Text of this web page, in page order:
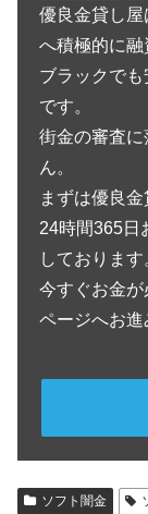
優良金貸し
へ積極的に融
ブラックで
です。
街金の審査
ん。
まずは優良
24時間365日
しております
今すぐお金
ページへお進
ソフト闇金